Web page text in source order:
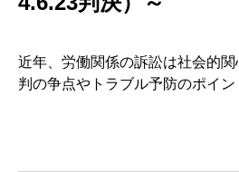
近年、労働関係の訴訟は社会的
判の争点やトラブル予防のポイ